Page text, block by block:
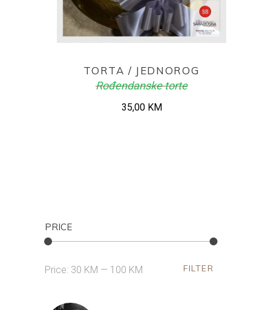
TORTA / JEDNOROG
Rođendanske torte
35,00 KM
PRICE
Min
Max
FILTER
Price: 30 KM — 100 KM